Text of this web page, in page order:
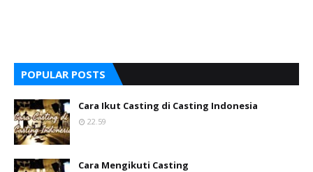
POPULAR POSTS
Cara Ikut Casting di Casting Indonesia
22.59
Cara Mengikuti Casting